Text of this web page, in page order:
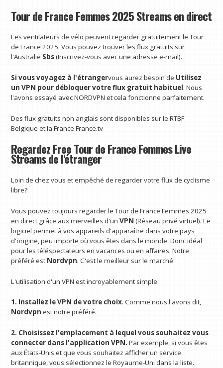
Tour de France Femmes 2025 Streams en direct
Les ventilateurs de vélo peuvent regarder gratuitement le Tour
de France 2025. Vous pouvez trouver les flux gratuits sur
l'Australie Sbs(Inscrivez-vous avec une adresse e-mail).
Si vous voyagez à l'étrangervous aurez besoin de Utilisez
un VPN pour débloquer votre flux gratuit habituel. Nous
l'avons essayé avec NORDVPN et cela fonctionne parfaitement.
Des flux gratuits non anglais sont disponibles sur le RTBF
Belgique et la France France.tv
Regardez Free Tour de France Femmes Live
Streams de l'étranger
Loin de chez vous et empêché de regarder votre flux de cyclisme
libre?
Vous pouvez toujours regarder le Tour de France Femmes 2025
en direct grâce aux merveilles d'unVPN (Réseau privé virtuel). Le
logiciel permet à vos appareils d'apparaître dans votre pays
d'origine, peu importe où vous êtes dans le monde. Donc idéal
pour les téléspectateurs en vacances ou en affaires. Notre
préféré est Nordvpn. C'est le meilleur sur le marché:
L'utilisation d'un VPN est incroyablement simple.
1. Installez le VPN de votre choix. Comme nous l'avons dit,
Nordvpn est notre préféré.
2. Choisissez l'emplacement à lequel vous souhaitez vous
connecter dans l'application VPN.Par exemple, si vous êtes
aux États-Unis et que vous souhaitez afficher un service
britannique, vous sélectionnez le Royaume-Uni dans la liste.